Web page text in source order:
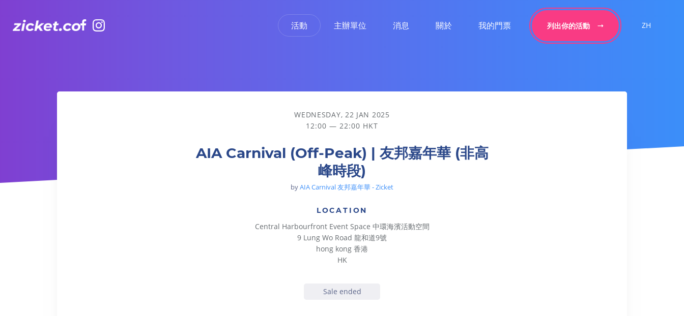
活動 主辦單位 消息 關於 我的門票 列出你的活動 ZH
AIA Carnival (Off-Peak) | 友邦嘉年華 (非高峰時段)
WEDNESDAY, 22 JAN 2025
12:00 — 22:00 HKT
AIA Carnival (Off-Peak) | 友邦嘉年華 (非高
峰時段)
byAIA Carnival 友邦嘉年華 - Zicket
LOCATION
Central Harbourfront Event Space 中環海濱活動空間
9 Lung Wo Road 龍和道9號
hong kong 香港
HK
Sale ended